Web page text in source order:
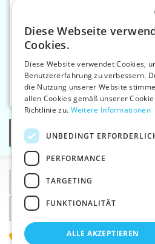
1
Reißverschlüsse
Kategorie
Informationen
Warum sollten Sie gerade uns
(+420) 585 051 217
Diese Webseite
Cookies.
Diese Website verwendet Cookies,
Benutzererfahrung zu verbessern.
die Nutzung unserer Website
allen Cookies gemäß unserer
Richtlinie zu. Weitere Informationen
UNBEDINGT
PERFORMANCE
TARGETING
FUNKTIONALITÄT
ALLE AKZEPTIEREN